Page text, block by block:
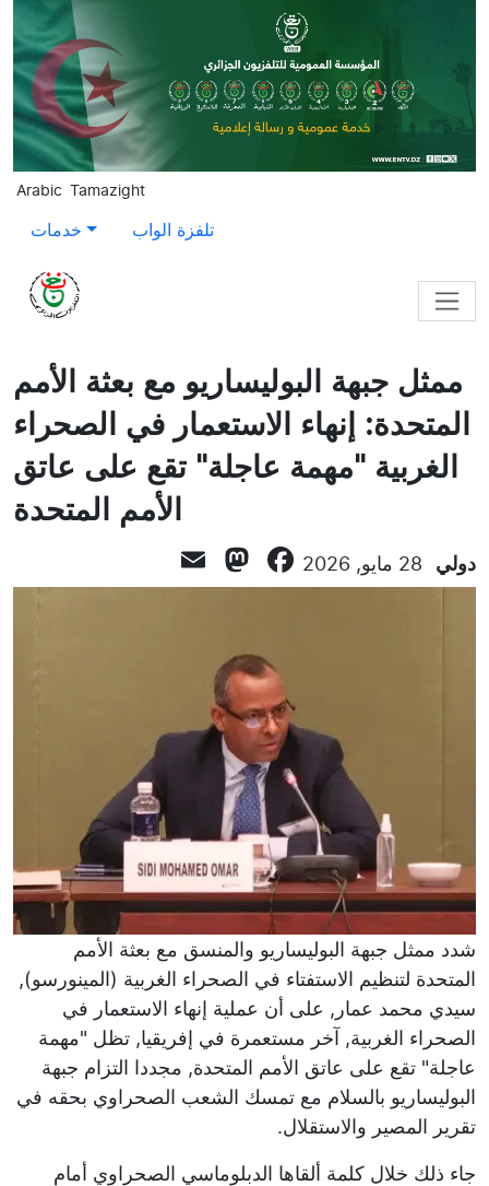
Skip to main content
Arabic Tamazight
خدمات تلفزة الواب
ممثل جبهة البوليساريو مع بعثة الأمم
المتحدة: إنهاء الاستعمار في الصحراء
الغربية "مهمة عاجلة" تقع على عاتق
الأمم المتحدة
دولي 28 مايو, 2026 Facebook
Mastodon
شدد ممثل جبهة البوليساريو والمنسق مع بعثة الأمم
المتحدة لتنظيم الاستفتاء في الصحراء الغربية (المينورسو),
سيدي محمد عمار, على أن عملية إنهاء الاستعمار في
الصحراء الغربية, آخر مستعمرة في إفريقيا, تظل "مهمة
عاجلة" تقع على عاتق الأمم المتحدة, مجددا التزام جبهة
البوليساريو بالسلام مع تمسك الشعب الصحراوي بحقه في
تقرير المصير والاستقلال.
جاء ذلك خلال كلمة ألقاها الدبلوماسي الصحراوي أمام